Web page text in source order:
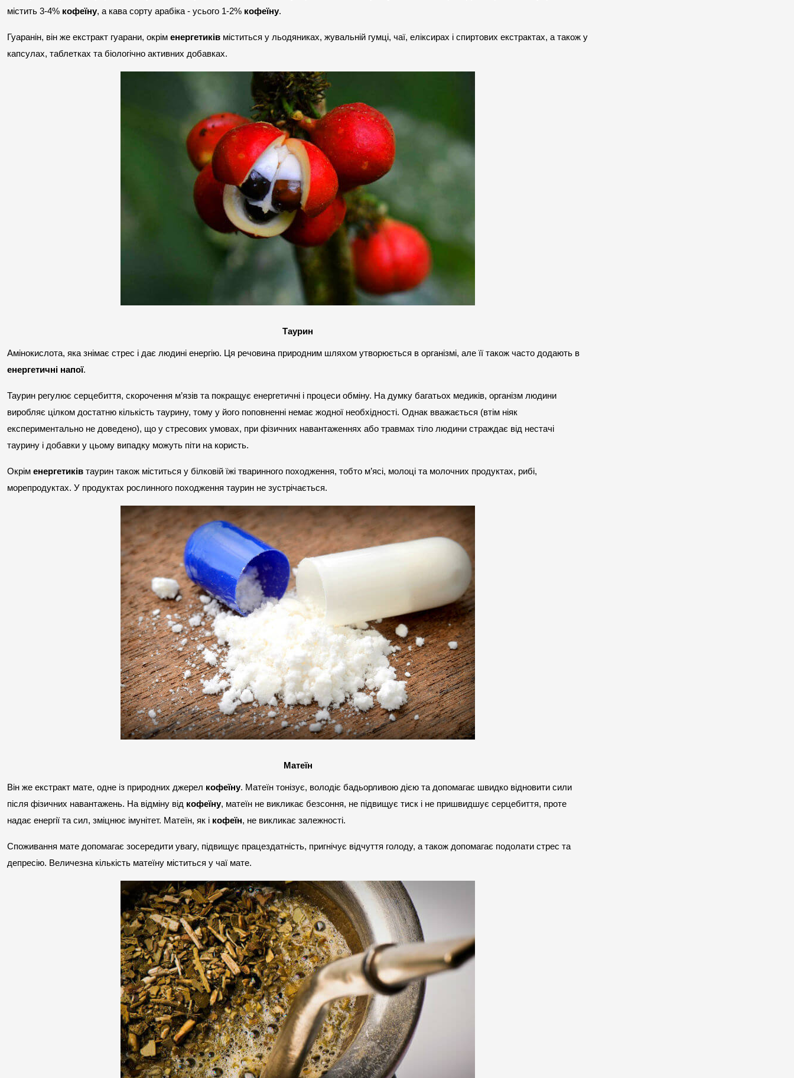
містить 3-4% кофеїну, а кава сорту арабіка - усього 1-2% кофеїну.
Гуаранін, він же екстракт гуарани, окрім енергетиків міститься у льодяниках, жувальній гумці, чаї, еліксирах і спиртових екстрактах, а також у
капсулах, таблетках та біологічно активних добавках.
Таурин
енергетичні напої.
Таурин регулює серцебиття, скорочення м’язів та покращує енергетичні і процеси обміну. На думку багатьох медиків, організм людини
виробляє цілком достатню кількість таурину, тому у його поповненні немає жодної необхідності. Однак вважається (втім ніяк
експериментально не доведено), що у стресових умовах, при фізичних навантаженнях або травмах тіло людини страждає від нестачі
таурину і добавки у цьому випадку можуть піти на користь.
Окрім енергетиків таурин також міститься у білковій їжі тваринного походження, тобто м’ясі, молоці та молочних продуктах, рибі,
морепродуктах. У продуктах рослинного походження таурин не зустрічається.
Матеїн
Він же екстракт мате, одне із природних джерел кофеїну. Матеїн тонізує, володіє бадьорливою дією та допомагає швидко відновити сили
після фізичних навантажень. На відміну від кофеїну, матеїн не викликає безсоння, не підвищує тиск і не пришвидшує серцебиття, проте
надає енергії та сил, зміцнює імунітет. Матеїн, як і кофеїн, не викликає залежності.
Споживання мате допомагає зосередити увагу, підвищує працездатність, пригнічує відчуття голоду, а також допомагає подолати стрес та
депресію. Величезна кількість матеїну міститься у чаї мате.